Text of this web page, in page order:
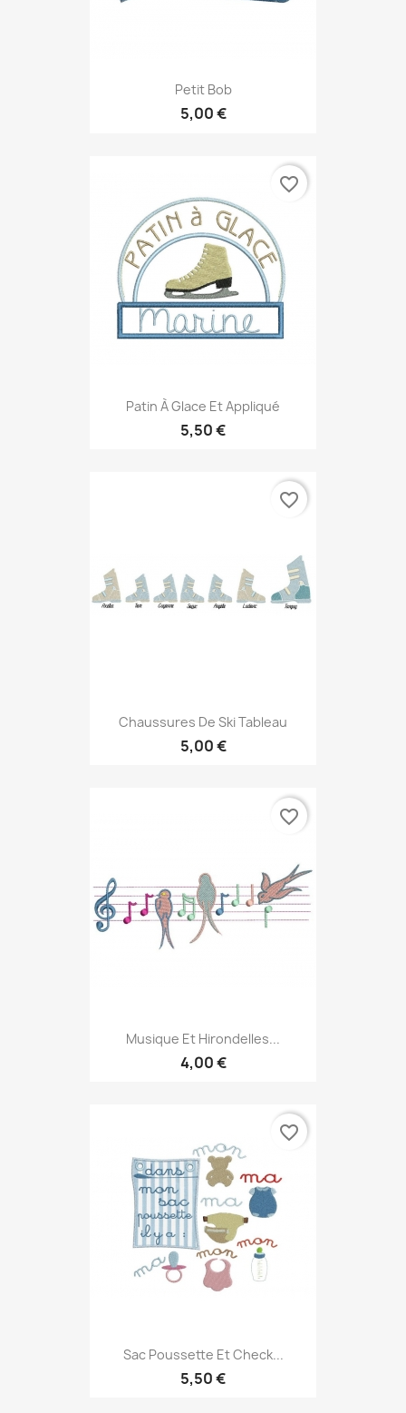
Petit Bob
5,00 €
Patin À Glace Et Appliqué
5,50 €
favorite_border
Chaussures De Ski Tableau
5,00 €
favorite_border
Musique Et Hirondelles...
4,00 €
favorite_border
Sac Poussette Et Check...
5,50 €
favorite_border